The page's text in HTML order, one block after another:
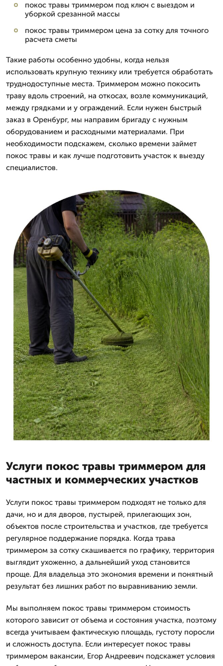
покос травы триммером под ключ с выездом и
уборкой срезанной массы
покос травы триммером цена за сотку для точного
расчета сметы
Такие работы особенно удобны, когда нельзя
использовать крупную технику или требуется обработать
труднодоступные места. Триммером можно покосить
траву вдоль строений, на откосах, возле коммуникаций,
между грядками и у ограждений. Если нужен быстрый
заказ в Оренбург, мы направим бригаду с нужным
оборудованием и расходными материалами. При
необходимости подскажем, сколько времени займет
покос травы и как лучше подготовить участок к выезду
специалистов.
Услуги покос травы триммером для
частных и коммерческих участков
Услуги покос травы триммером подходят не только для
дачи, но и для дворов, пустырей, прилегающих зон,
объектов после строительства и участков, где требуется
регулярное поддержание порядка. Когда трава
триммером за сотку скашивается по графику, территория
выглядит ухоженно, а дальнейший уход становится
проще. Для владельца это экономия времени и понятный
результат без лишних работ по выравниванию земли.
Мы выполняем покос травы триммером стоимость
которого зависит от объема и состояния участка, поэтому
всегда учитываем фактическую площадь, густоту поросли
и сложность доступа. Если интересует покос травы
триммером вакансии, Егор Андреевич подскажет условия